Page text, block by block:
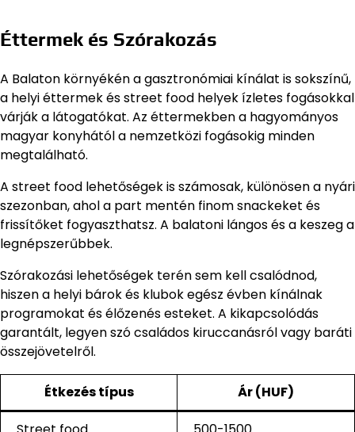
Éttermek és Szórakozás
A Balaton környékén a gasztronómiai kínálat is sokszínű,
a helyi éttermek és street food helyek ízletes fogásokkal
várják a látogatókat. Az éttermekben a hagyományos
magyar konyhától a nemzetközi fogásokig minden
megtalálható.
A street food lehetőségek is számosak, különösen a nyári
szezonban, ahol a part mentén finom snackeket és
frissítőket fogyaszthatsz. A balatoni lángos és a keszeg a
legnépszerűbbek.
Szórakozási lehetőségek terén sem kell csalódnod,
hiszen a helyi bárok és klubok egész évben kínálnak
programokat és élőzenés esteket. A kikapcsolódás
garantált, legyen szó családos kiruccanásról vagy baráti
összejövetelről.
Étkezés típus Ár (HUF)